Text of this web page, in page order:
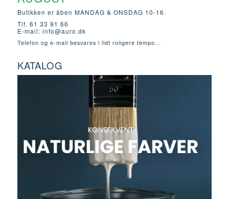
Butikken er åben MANDAG & ONSDAG 10-16.
Tlf. 61 33 91 66
E-mail: info@auro.dk
Telefon og e-mail besvares i lidt roligere tempo...
KATALOG